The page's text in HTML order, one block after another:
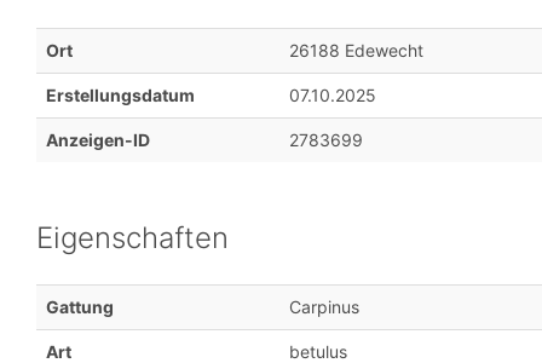
Ort 26188 Edewecht
Erstellungsdatum 07.10.2025
Anzeigen-ID 2783699
Eigenschaften
Gattung Carpinus
Art betulus